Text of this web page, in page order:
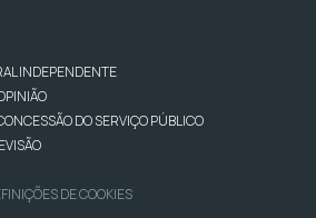
INDEPENDENTE
DO SERVIÇO PÚBLICO
DE COOKIES